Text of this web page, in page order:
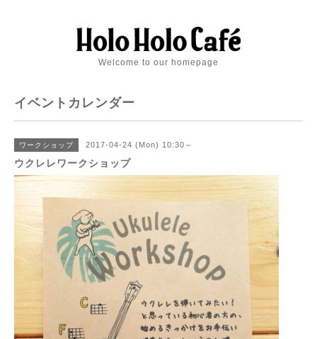
Welcome to our homepage
イベントカレンダー
ワークショップ 2017-04-24 (Mon) 10:30～
ウクレレワークショップ